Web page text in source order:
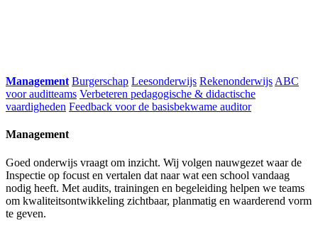
Management Burgerschap Leesonderwijs Rekenonderwijs ABC
voor auditteams Verbeteren pedagogische & didactische
vaardigheden Feedback voor de basisbekwame auditor
Management
Goed onderwijs vraagt om inzicht. Wij volgen nauwgezet waar de
Inspectie op focust en vertalen dat naar wat een school vandaag
nodig heeft. Met audits, trainingen en begeleiding helpen we teams
om kwaliteitsontwikkeling zichtbaar, planmatig en waarderend vorm
te geven.